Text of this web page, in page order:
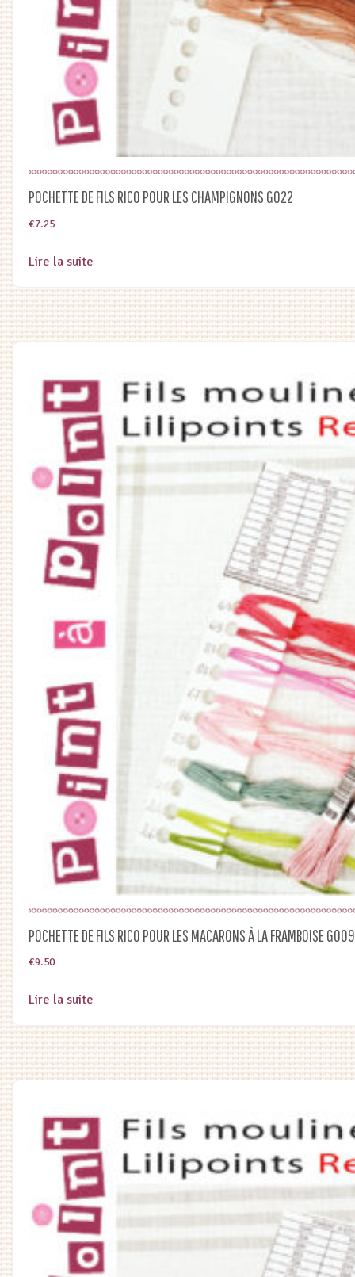
POCHETTE DE FILS RICO POUR LES CHAMPIGNONS G022
€7.25
Lire la suite
POCHETTE DE FILS RICO POUR LES MACARONS À LA FRAMBOISE G009
€9.50
Lire la suite